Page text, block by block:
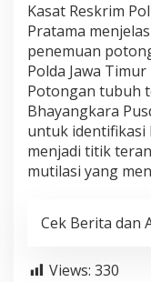
Kasat Reskrim
Pratama
penemuan
Polda Jawa
Potongan tubuh
Bhayangkara
untuk identifikasi
menjadi titik
mutilasi yang
Cek Berita dan
Views: 330